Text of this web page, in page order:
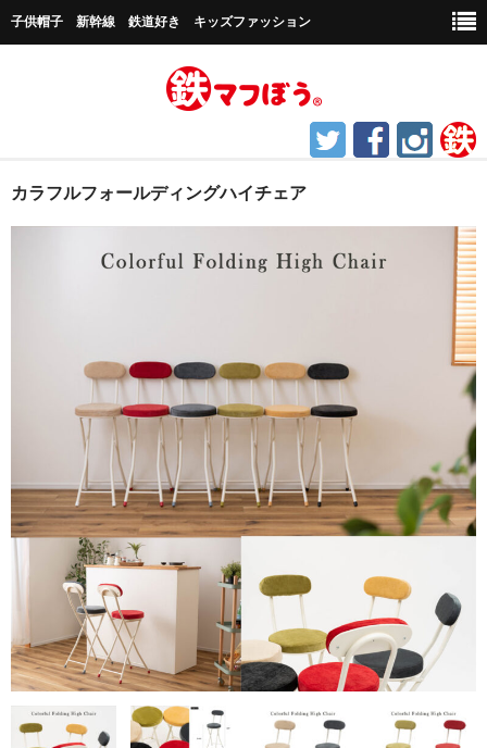
子供帽子 新幹線 鉄道好き キッズファッション
ホーム
新幹線シリーズ
貨物シリーズ
チャギントンシリーズ
アドバンスシリーズ
冬の帽子
新幹線シリーズ（冬）
私鉄・在来線シリーズ（冬）
ヘルメット
くつ下
カラフルフォールディングハイチェア